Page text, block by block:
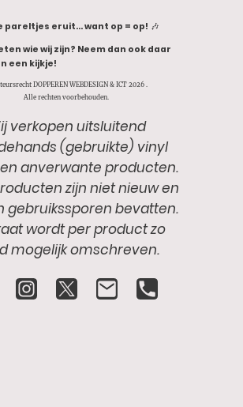
pareltjes eruit… want op = op! 🎶
wie wij zijn? Neem dan ook daar
een kijkje!
DOPPEREN WEBDESIGN & ICT 2026 .
Alle rechten voorbehouden.
verkopen uitsluitend
(gebruikte) vinyl
anverwante producten.
zijn niet nieuw en
gebruikssporen bevatten.
wordt per product zo
mogelijk omschreven.